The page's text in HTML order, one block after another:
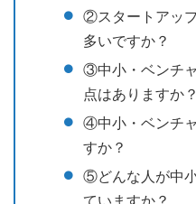
②スタートアッ
多いですか？
③中小・ベンチ
点はありますか？
④中小・ベンチ
すか？
⑤どんな人が中